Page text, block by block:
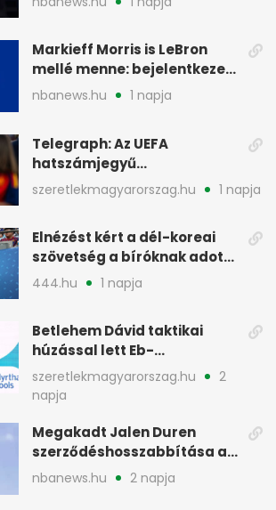
Markieff Morris is LeBron
mellé menne: bejelentkezett
a Sixershez
nbanews.hu 1 napja
Telegraph: Az UEFA
hatszámjegyű
végkielégítést adott egy női
dolgozónak
szeretlekmagyarorszag.hu 1 napja
Elnézést kért a dél-koreai
szövetség a bíróknak adott
szexmasszázsokért
444.hu 1 napja
Betlehem Dávid taktikai
húzással lett Eb-
aranyérmes Párizsban
szeretlekmagyarorszag.hu
2
napja
Megakadt Jalen Duren
szerződéshosszabbítása a
Detroit Pistonsnál
nbanews.hu 2 napja